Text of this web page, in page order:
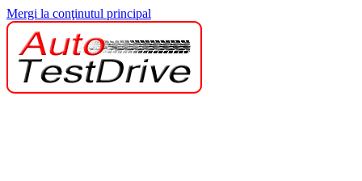
Mergi la conţinutul principal